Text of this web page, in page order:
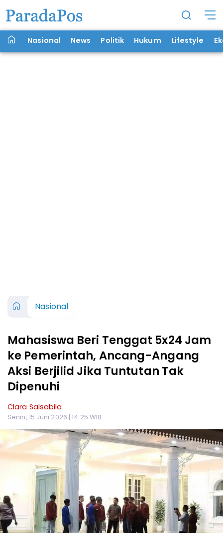
Nasional News Politik Hukum Lifestyle
Nasional
Mahasiswa Beri Tenggat 5x24 Jam
ke Pemerintah, Ancang-Angang
Aksi Berjilid Jika Tuntutan Tak
Dipenuhi
Clara Salsabila
Senin, 15 Juni 2026 | 14:25 WIB